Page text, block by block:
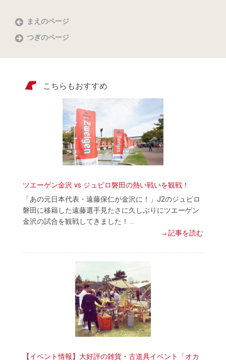
まえのページ
つぎのページ
こちらもおすすめ
ツエーゲン金沢 vs ジュビロ磐田の熱い戦いを観戦！
「あの元日本代表・遠藤保仁が金沢に！」J2のジュビロ
磐田に移籍した遠藤選手見たさに久しぶりにツエーゲン
金沢の試合を観戦してきました！ …
→記事を読む
【イベント情報】大好評の雑貨・古道具イベント「オカ